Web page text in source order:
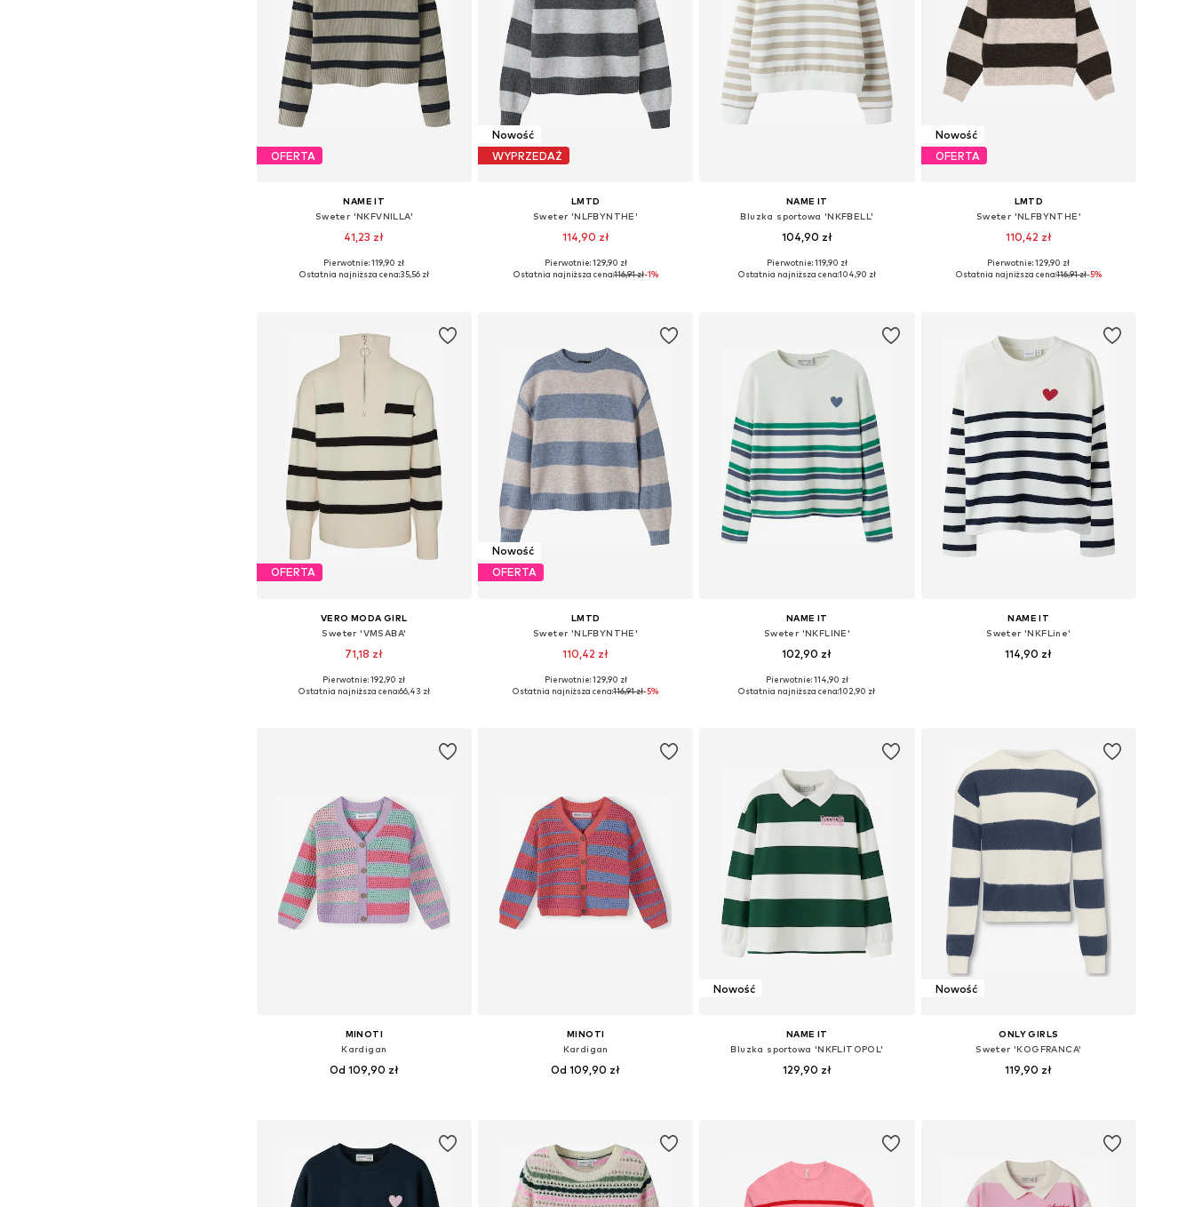
OFERTA
NAME IT
Sweter 'NKFVNILLA'
41,23 zł
Dostępne rozmiary: 122-128
Pierwotnie: 119,90 zł
Ostatnia najniższa cena:35,56 zł
Nowość
WYPRZEDAŻ
LMTD
Sweter 'NLFBYNTHE'
114,90 zł
Dostępne w różnych rozmiarach
Pierwotnie: 129,90 zł
Ostatnia najniższa cena:116,91 zł-1%
NAME IT
Bluzka sportowa 'NKFBELL'
104,90 zł
Dostępne w różnych rozmiarach
Pierwotnie: 119,90 zł
Ostatnia najniższa cena:104,90 zł
Nowość
OFERTA
LMTD
Sweter 'NLFBYNTHE'
110,42 zł
Dostępne w różnych rozmiarach
Pierwotnie: 129,90 zł
Ostatnia najniższa cena:116,91 zł-5%
OFERTA
VERO MODA GIRL
Sweter 'VMSABA'
71,18 zł
Pierwotnie: 192,90 zł
Ostatnia najniższa cena:66,43 zł
Nowość
OFERTA
LMTD
Sweter 'NLFBYNTHE'
110,42 zł
Dostępne w różnych rozmiarach
Pierwotnie: 129,90 zł
Ostatnia najniższa cena:116,91 zł-5%
NAME IT
Sweter 'NKFLINE'
102,90 zł
Pierwotnie: 114,90 zł
Ostatnia najniższa cena:102,90 zł
NAME IT
Sweter 'NKFLine'
114,90 zł
MINOTI
Kardigan
Od 109,90 zł
MINOTI
Kardigan
Od 109,90 zł
Nowość
NAME IT
Bluzka sportowa 'NKFLITOPOL'
129,90 zł
Nowość
ONLY GIRLS
Sweter 'KOGFRANCA'
119,90 zł